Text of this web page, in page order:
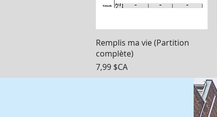
Aperçu rapide
Remplis ma vie (Partition
complète)
Prix
7,99 $CA